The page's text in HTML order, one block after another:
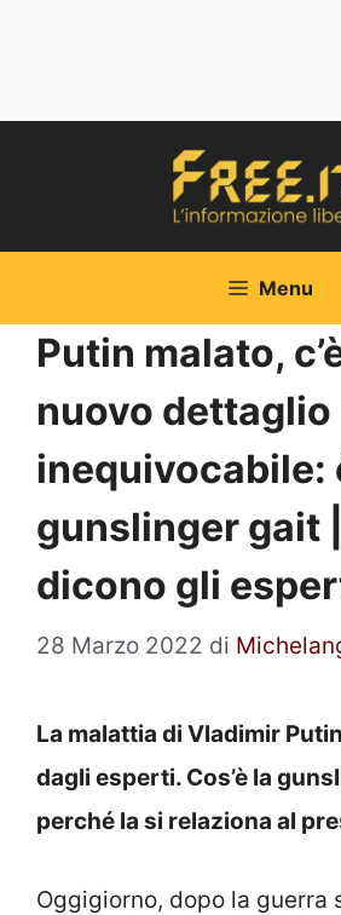
Menu
Putin malato,
nuovo dettaglio
inequivocabile:
gunslinger gait
dicono gli
28 Marzo 2022 di
La malattia di Vladimir
dagli esperti. Cos’è la
perché la si relaziona al
Oggigiorno, dopo la guerra